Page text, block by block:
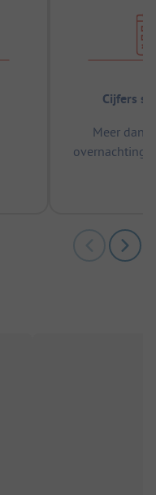
Cijfers
Meer dan